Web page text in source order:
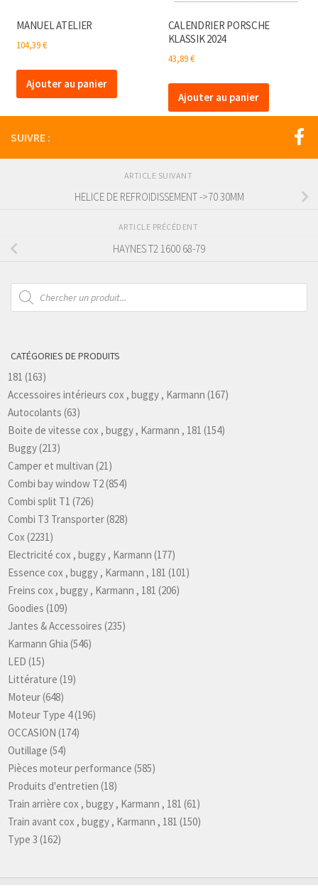
MANUEL ATELIER
104,39€
Ajouter au panier
CALENDRIER PORSCHE
KLASSIK 2024
43,89€
Ajouter au panier
SUIVRE :
ARTICLE SUIVANT
HELICE DE REFROIDISSEMENT ->70 30MM
ARTICLE PRÉCÉDENT
HAYNES T2 1600 68-79
Recherche
de
produits
CATÉGORIES DE PRODUITS
181 (163)
Accessoires intérieurs cox , buggy , Karmann (167)
Autocolants (63)
Boite de vitesse cox , buggy , Karmann , 181 (154)
Buggy(213)
Camper et multivan (21)
Combi bay window T2(854)
Combi split T1 (726)
Combi T3 Transporter(828)
Cox(2231)
Electricité cox , buggy , Karmann (177)
Essence cox , buggy , Karmann , 181 (101)
Freins cox , buggy , Karmann , 181 (206)
Goodies (109)
Jantes & Accessoires (235)
Karmann Ghia (546)
LED (15)
Littérature (19)
Moteur(648)
Moteur Type 4(196)
OCCASION (174)
Outillage (54)
Pièces moteur performance (585)
Produits d'entretien (18)
Train arrière cox , buggy , Karmann , 181 (61)
Train avant cox , buggy , Karmann , 181 (150)
Type 3 (162)